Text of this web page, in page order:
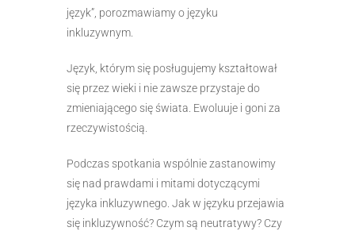
język”, porozmawiamy o języku
inkluzywnym.
Język, którym się posługujemy kształtował
się przez wieki i nie zawsze przystaje do
zmieniającego się świata. Ewoluuje i goni za
rzeczywistością.
Podczas spotkania wspólnie zastanowimy
się nad prawdami i mitami dotyczącymi
języka inkluzywnego. Jak w języku przejawia
się inkluzywność? Czym są neutratywy? Czy